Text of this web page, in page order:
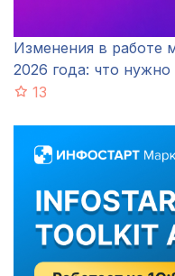
Изменения в работе
2026 года: что
13